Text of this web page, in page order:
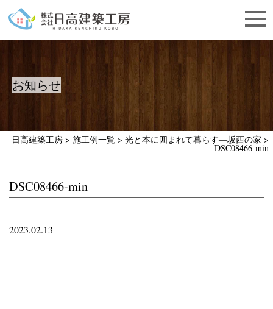
お知らせ
日高建築工房 > 施工例一覧 > 光と本に囲まれて暮らす―坂西の家 >
DSC08466-min
DSC08466-min
2023.02.13